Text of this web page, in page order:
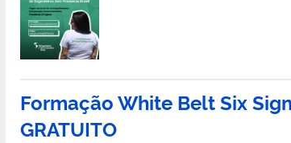
Formação White Belt Six
GRATUITO